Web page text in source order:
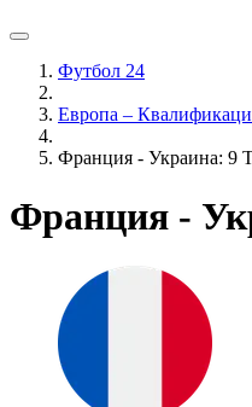
Футбол 24
Европа –
Франция - Украина: 9
Франция -